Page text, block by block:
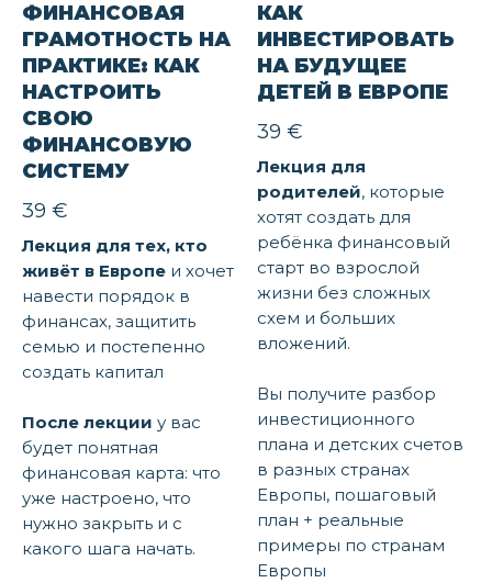
ФИНАНСОВАЯ
ГРАМОТНОСТЬ НА
ПРАКТИКЕ: КАК
НАСТРОИТЬ
СВОЮ
ФИНАНСОВУЮ
СИСТЕМУ
39 €
Лекция для тех, кто
живёт в Европе и хочет
навести порядок в
финансах, защитить
семью и постепенно
создать капитал
После лекции у вас
будет понятная
финансовая карта: что
уже настроено, что
нужно закрыть и с
какого шага начать.
КАК
ИНВЕСТИРОВАТЬ
НА БУДУЩЕЕ
ДЕТЕЙ В ЕВРОПЕ
39 €
Лекция для
родителей, которые
хотят создать для
ребёнка финансовый
старт во взрослой
жизни без сложных
схем и больших
вложений.
Вы получите разбор
инвестиционного
плана и детских счетов
в разных странах
Европы, пошаговый
план + реальные
примеры по странам
Европы